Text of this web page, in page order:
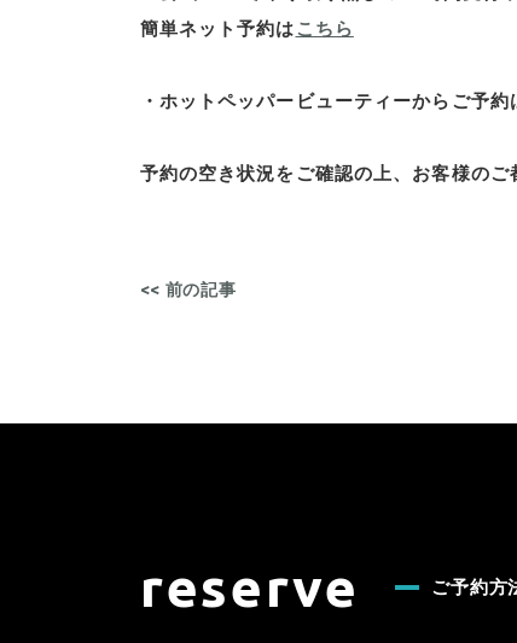
簡単ネット予約はこちら
・ホットペッパービューティーからご予約
予約の空き状況をご確認の上、お客様の
<< 前の記事
reserve ご予約方